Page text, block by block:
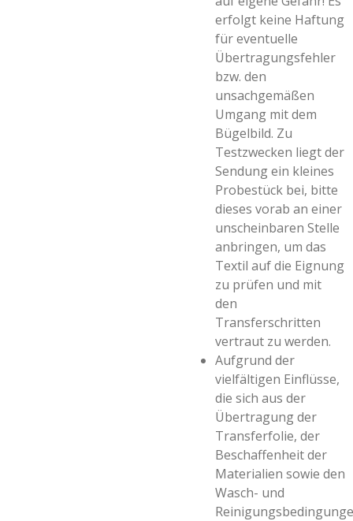
erfolgt keine Haftung
für eventuelle
Übertragungsfehler
bzw. den
unsachgemäßen
Umgang mit dem
Bügelbild. Zu
Testzwecken liegt der
Sendung ein kleines
Probestück bei, bitte
dieses vorab an einer
unscheinbaren Stelle
anbringen, um das
Textil auf die Eignung
zu prüfen und mit
den
Transferschritten
vertraut zu werden.
Aufgrund der
vielfältigen Einflüsse,
die sich aus der
Übertragung der
Transferfolie, der
Beschaffenheit der
Materialien sowie den
Wasch- und